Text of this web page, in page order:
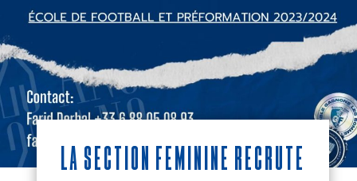
La section féminine recrute